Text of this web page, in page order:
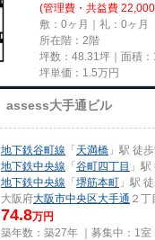
(管理費・共益費
敷：0ヶ月｜礼：0ヶ月
所在階：2階
坪数：48.31坪｜面積
坪単価： 1.5万円
assess大手通ビル
地下鉄谷町線 「天満橋 」駅 徒
地下鉄中央線 「谷町四丁目 」
地下鉄中央線 「堺筋本町 」駅
大阪府大阪市中央区大手通 ２丁
74.8万円
築年数：築27年 ｜募集中： 1室